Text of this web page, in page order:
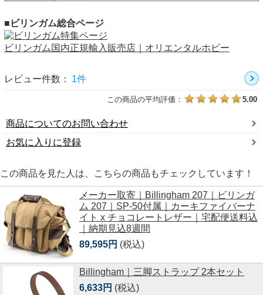
■ビリンガム総合ページ
ビリンガム国内正規輸入販売店｜オリエンタルホビー
レビュー件数： 1件
この商品の平均評価： 5.00
商品についてのお問い合わせ
お気に入りに登録
この商品を見た人は、こちらの商品もチェックしています！
メーカー取寄｜Billingham 207｜ビリンガ
ム 207｜SP-50付属｜カーキファイバーナ
イト x チョコレートレザー｜宅配便送料込
｜納期見込8週間
89,595円 (税込)
Billingham｜三脚ストラップ 2本セット
6,633円 (税込)